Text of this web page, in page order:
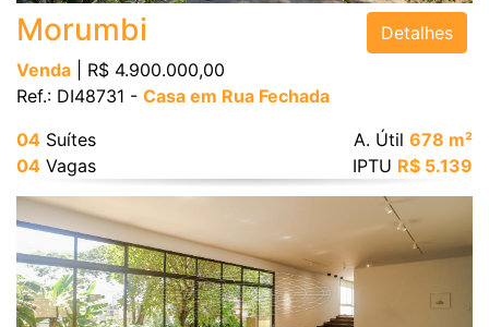
Morumbi
Venda | R$ 4.900.000,00
Ref.: DI48731 - Casa em Rua Fechada
Detalhes
04 Suítes
04 Vagas
A. Útil 678 m²
IPTU R$ 5.139